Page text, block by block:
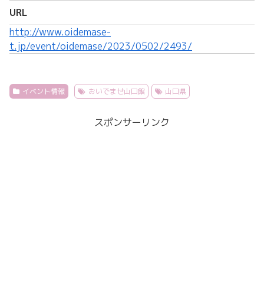
URL
http://www.oidemase-
t.jp/event/oidemase/2023/0502/2493/
イベント情報 おいでませ山口館 山口県
スポンサーリンク